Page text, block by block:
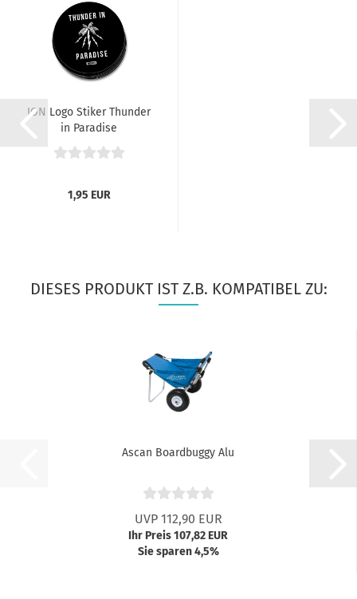
ION Logo Stiker Thunder
in Paradise
1,95 EUR
DIESES PRODUKT IST Z.B. KOMPATIBEL ZU:
Ascan Boardbuggy Alu
UVP 112,90 EUR
Ihr Preis 107,82 EUR
Sie sparen 4,5%